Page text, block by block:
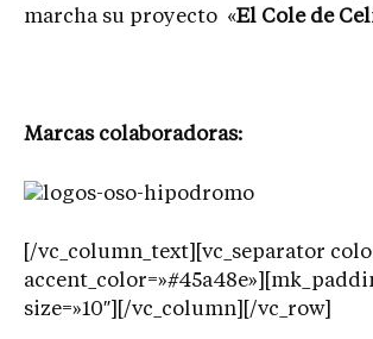
marcha su proyecto «El Cole de
Marcas colaboradoras:
[/vc_column_text][vc_separator
size=»10″][/vc_column][/vc_row]